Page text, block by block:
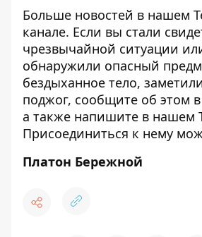
Больше новостей в нашем
канале. Если вы стали
чрезвычайной ситуации
обнаружили опасный
бездыханное тело,
поджог, сообщите об этом
а также напишите в нашем
Присоединиться к нему
Платон Бережной